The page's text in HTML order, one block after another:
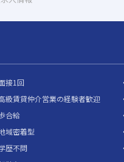
接1回
級賃貸仲介営業の経験者歓迎
合給
域密着型
歴不問